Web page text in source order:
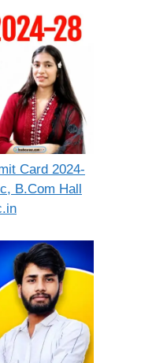
Card 2024-
B.Com Hall